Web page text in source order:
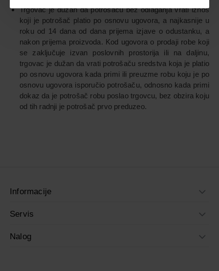
Trgovac je dužan da potrošaču bez odlaganja vrati iznos
koji je potrošač platio po osnovu ugovora, a najkasnije u
roku od 14 dana od dana prijema izjave o odustanku, a
nakon prijema proizvoda. Kod ugovora o prodaji robe koji
se zaključuje izvan poslovnih prostorija ili na daljinu,
trgovac je dužan da vrati potrošaču sredstva koja je platio
po osnovu ugovora kada primi ili preuzme robu koju je po
osnovu ugovora isporučio potrošaču, odnosno kada primi
dokaz da je potrošač robu poslao trgovcu, bez obzira koju
od tih radnji je potrošač prvo preduzeo.
Informacije
Servis
Nalog